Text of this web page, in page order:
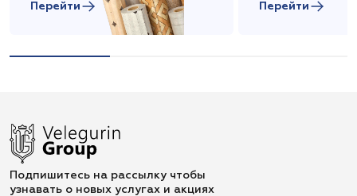
Перейти Перейти
Подпишитесь на рассылку чтобы
узнавать о новых услугах и акциях